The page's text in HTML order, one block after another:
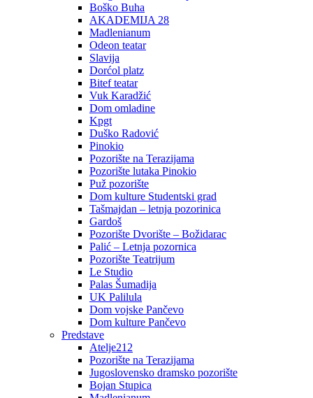
Boško Buha
AKADEMIJA 28
Madlenianum
Odeon teatar
Slavija
Dorćol platz
Bitef teatar
Vuk Karadžić
Dom omladine
Kpgt
Duško Radović
Pinokio
Pozorište na Terazijama
Pozorište lutaka Pinokio
Puž pozorište
Dom kulture Studentski grad
Tašmajdan – letnja pozorinica
Gardoš
Pozorište Dvorište – Božidarac
Palić – Letnja pozornica
Pozorište Teatrijum
Le Studio
Palas Šumadija
UK Palilula
Dom vojske Pančevo
Dom kulture Pančevo
Predstave
Atelje212
Pozorište na Terazijama
Jugoslovensko dramsko pozorište
Bojan Stupica